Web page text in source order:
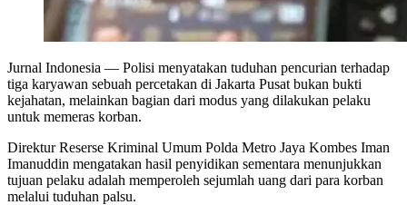
Jurnal Indonesia — Polisi menyatakan tuduhan pencurian terhadap
tiga karyawan sebuah percetakan di Jakarta Pusat bukan bukti
kejahatan, melainkan bagian dari modus yang dilakukan pelaku
untuk memeras korban.
Direktur Reserse Kriminal Umum Polda Metro Jaya Kombes Iman
Imanuddin mengatakan hasil penyidikan sementara menunjukkan
tujuan pelaku adalah memperoleh sejumlah uang dari para korban
melalui tuduhan palsu.